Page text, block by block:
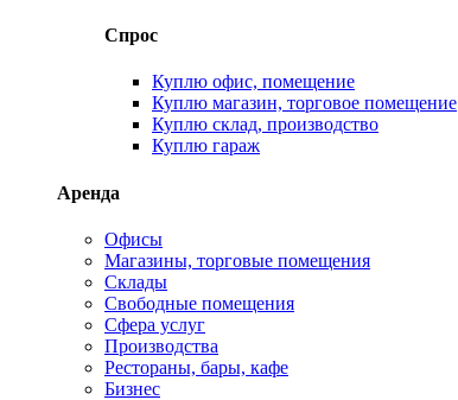
Спрос
Куплю офис, помещение
Куплю магазин, торговое помещение
Куплю склад, производство
Куплю гараж
Аренда
Офисы
Магазины, торговые помещения
Склады
Свободные помещения
Сфера услуг
Производства
Рестораны, бары, кафе
Бизнес